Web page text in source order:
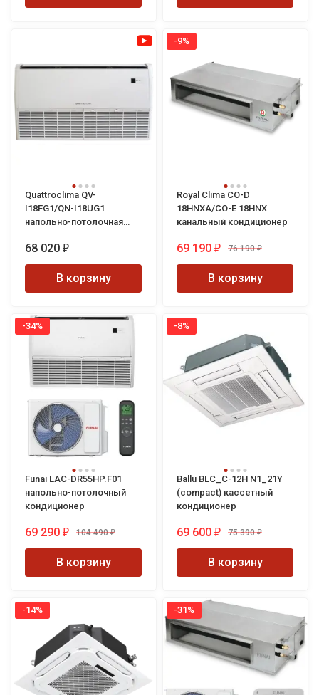
Quattroclima QV-
I18FG1/QN-I18UG1
напольно-потолочная
68 020 ₽
В корзину
-9%
Royal Clima CO-D
18HNXA/CO-E 18HNX
канальный кондиционер
69 190 ₽ 76 190 ₽
В корзину
-34%
Funai LAC-DR55HP.F01
напольно-потолочный
кондиционер
69 290 ₽ 104 490 ₽
В корзину
-8%
Ballu BLC_C-12H N1_21Y
(compact) кассетный
кондиционер
69 600 ₽ 75 390 ₽
В корзину
-14% -31%